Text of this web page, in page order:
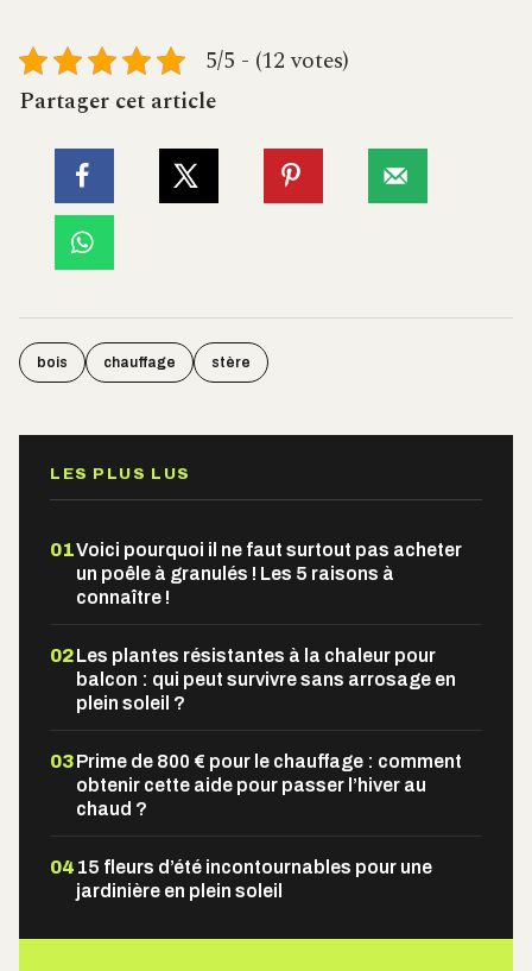
5/5 - (12 votes)
Partager cet article
bois chauffage stère
LES PLUS LUS
01Voici pourquoi il ne faut surtout pas acheter
un poêle à granulés ! Les 5 raisons à
connaître !
02Les plantes résistantes à la chaleur pour
balcon : qui peut survivre sans arrosage en
plein soleil ?
03Prime de 800 € pour le chauffage : comment
obtenir cette aide pour passer l’hiver au
chaud ?
04 15 fleurs d’été incontournables pour une
jardinière en plein soleil